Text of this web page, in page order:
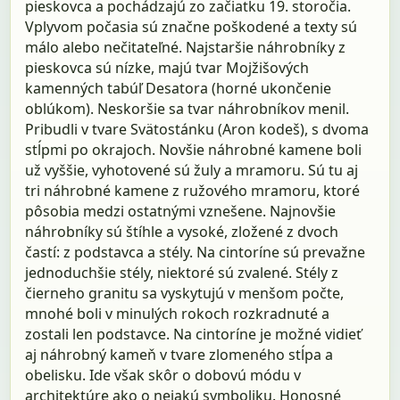
pieskovca a pochádzajú zo začiatku 19. storočia.
Vplyvom počasia sú značne poškodené a texty sú
málo alebo nečitateľné. Najstaršie náhrobníky z
pieskovca sú nízke, majú tvar Mojžišových
kamenných tabúľ Desatora (horné ukončenie
oblúkom). Neskoršie sa tvar náhrobníkov menil.
Pribudli v tvare Svätostánku (Aron kodeš), s dvoma
stĺpmi po okrajoch. Novšie náhrobné kamene boli
už vyššie, vyhotovené sú žuly a mramoru. Sú tu aj
tri náhrobné kamene z ružového mramoru, ktoré
pôsobia medzi ostatnými vznešene. Najnovšie
náhrobníky sú štíhle a vysoké, zložené z dvoch
častí: z podstavca a stély. Na cintoríne sú prevažne
jednoduchšie stély, niektoré sú zvalené. Stély z
čierneho granitu sa vyskytujú v menšom počte,
mnohé boli v minulých rokoch rozkradnuté a
zostali len podstavce. Na cintoríne je možné vidieť
aj náhrobný kameň v tvare zlomeného stĺpa a
obelisku. Ide však skôr o dobovú módu v
architektúre ako o nejakú symboliku. Honosné